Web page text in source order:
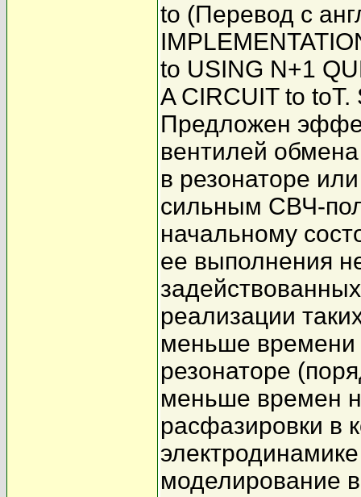
to (Перевод с
to USING N+1
A CIRCUIT to
Предложен
вентилей
в резонаторе
сильным СВЧ-
начальному
ее выполнения
реализации
меньше времени
резонаторе
меньше времен
расфазировки в
моделирование